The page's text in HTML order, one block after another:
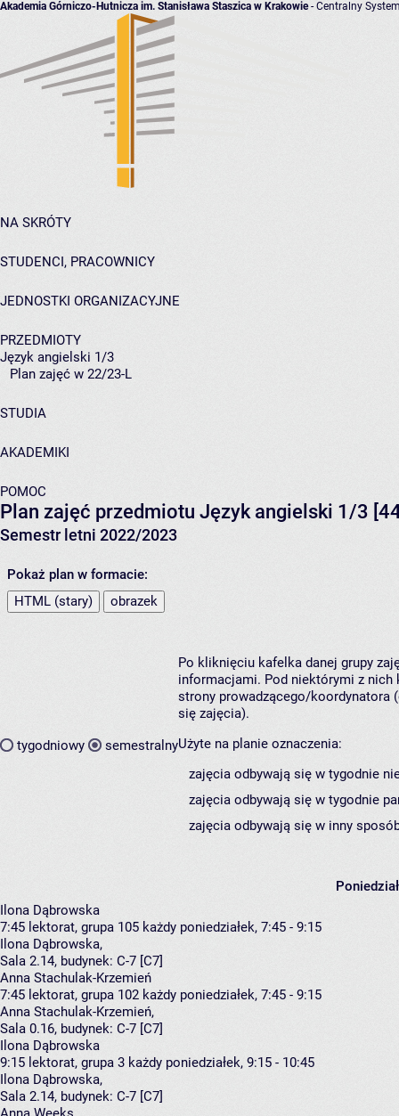
Akademia Górniczo-Hutnicza im. Stanisława Staszica w Krakowie- Centralny
NA SKRÓTY
STUDENCI, PRACOWNICY
JEDNOSTKI ORGANIZACYJNE
PRZEDMIOTY
Język angielski 1/3
Plan zajęć w 22/23-L
STUDIA
AKADEMIKI
POMOC
Plan zajęć przedmiotu Język angielski 1/3
Semestr letni 2022/2023
Pokaż plan w formacie:
HTML (stary)
obrazek
tygodniowy semestralny
Po kliknięciu kafelka danej grupy
informacjami. Pod niektórymi z nich
strony prowadzącego/koordynatora
się zajęcia).
Użyte na planie oznaczenia:
zajęcia odbywają się w tygodnie
zajęcia odbywają się w tygodnie
zajęcia odbywają się w inny
Ilona Dąbrowska
7:45 lektorat, grupa 105 każdy poniedziałek, 7:45 - 9:15
Ilona Dąbrowska,
Sala 2.14, budynek: C-7 [C7]
Anna Stachulak-Krzemień
7:45 lektorat, grupa 102 każdy poniedziałek, 7:45 - 9:15
Anna Stachulak-Krzemień,
Sala 0.16, budynek: C-7 [C7]
Ilona Dąbrowska
9:15 lektorat, grupa 3 każdy poniedziałek, 9:15 - 10:45
Ilona Dąbrowska,
Sala 2.14, budynek: C-7 [C7]